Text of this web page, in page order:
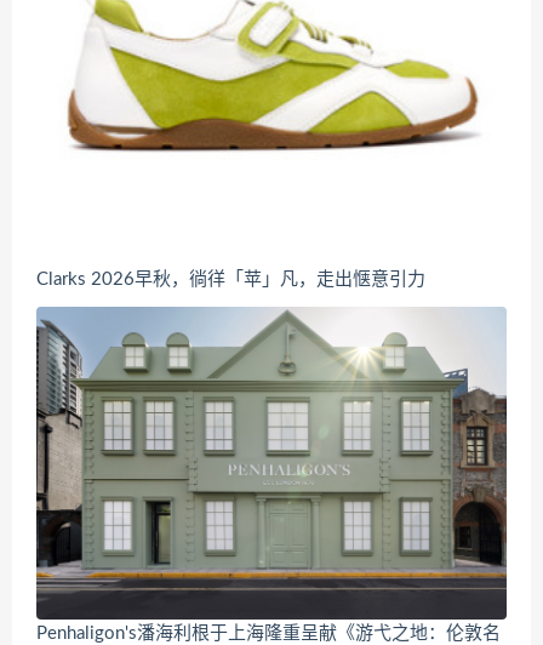
Clarks 2026早秋，徜徉「苹」凡，走出惬意引力
Penhaligon's潘海利根于上海隆重呈献《游弋之地：伦敦名